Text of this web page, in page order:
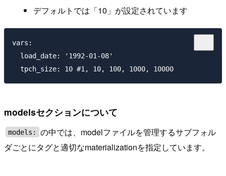
デフォルトでは「10」が設定されています
vars:
  load_date: '1992-01-08'
modelsセクションについて
models:
の中では、modelファイルを管理するサブフォル
ダごとにタグと適切なmaterializationを指定しています。